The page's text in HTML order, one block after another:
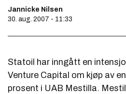
Jannicke Nilsen
30. aug. 2007 - 11:33
Statoil har inngått en
Venture Capital om kjøp av
prosent i UAB Mestilla.